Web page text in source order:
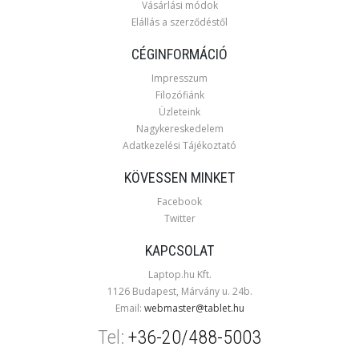
Vásárlási módok
Elállás a szerződéstől
CÉGINFORMÁCIÓ
Impresszum
Filozófiánk
Üzleteink
Nagykereskedelem
Adatkezelési Tájékoztató
KÖVESSEN MINKET
Facebook
Twitter
KAPCSOLAT
Laptop.hu Kft.
1126 Budapest, Márvány u. 24b.
Email: webmaster@tablet.hu
Tel: +36-20/488-5003